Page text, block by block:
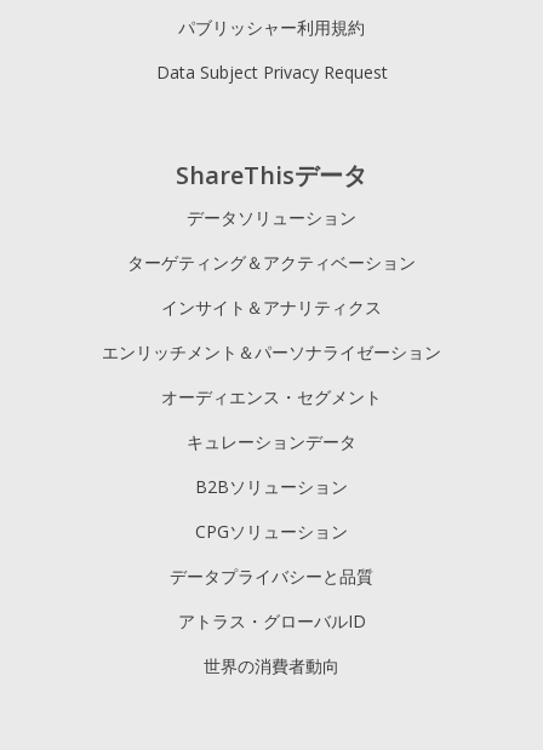
ShareThisデータ
データソリューション
ターゲティング＆アクティベーション
インサイト＆アナリティクス
エンリッチメント＆パーソナライゼーション
オーディエンス・セグメント
キュレーションデータ
B2Bソリューション
CPGソリューション
データプライバシーと品質
アトラス・グローバルID
世界の消費者動向
パブリッシャー利用規約
Data Subject Privacy Request